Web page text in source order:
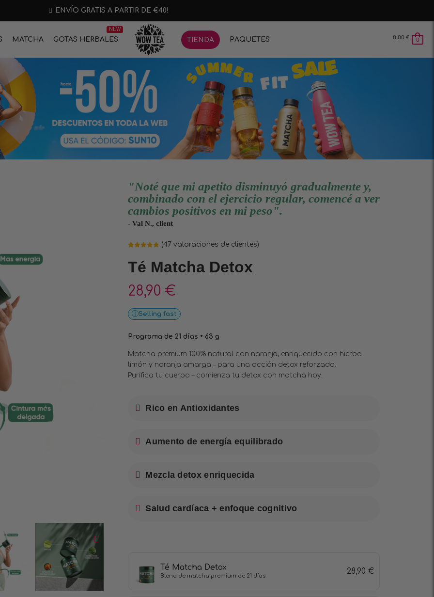
ENVÍO GRATIS A PARTIR DE €40!
MATCHA
NEW
GOTAS HERBALES TIENDA PAQUETES 0,00 € 0
"Noté que mi apetito disminuyó gradualmente y,
combinado con el ejercicio regular, comencé a ver
cambios positivos en mi peso".
- Val N., client
5 basado
(47 valoraciones de clientes)
Té Matcha Detox
28,90 €
Selling fast
Programa de 21 días • 63 g
Matcha premium 100% natural con naranja, enriquecido con hierba
limón y naranja amarga – para una acción detox reforzada.
Purifica tu cuerpo – comienza tu detox con matcha hoy.
Rico en Antioxidantes
Aumento de energía equilibrado
Mezcla detox enriquecida
Salud cardíaca + enfoque cognitivo
Té Matcha Detox
Blend de matcha premium de 21 días
28,90 €